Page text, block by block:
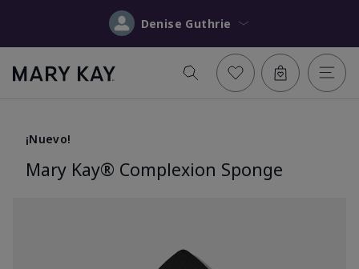
Denise Guthrie
¡Nuevo!
Mary Kay® Complexion Sponge